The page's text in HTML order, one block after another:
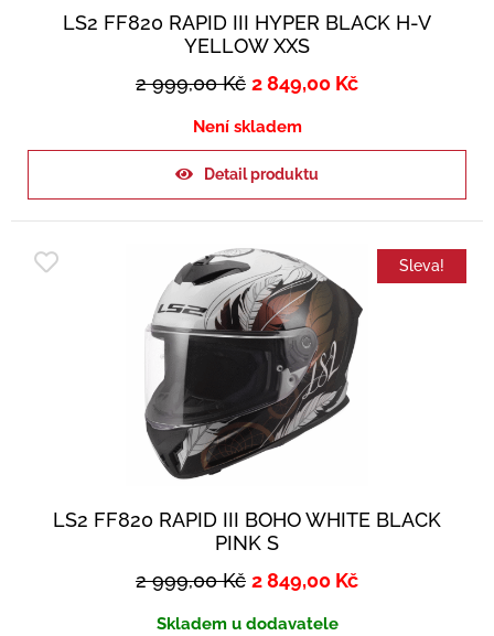
LS2 FF820 RAPID III HYPER BLACK H-V
YELLOW XXS
2 999,00Kč 2 849,00 Kč
Není skladem
Detail produktu
Sleva!
LS2 FF820 RAPID III BOHO WHITE BLACK
PINK S
2 999,00Kč 2 849,00 Kč
Skladem u dodavatele